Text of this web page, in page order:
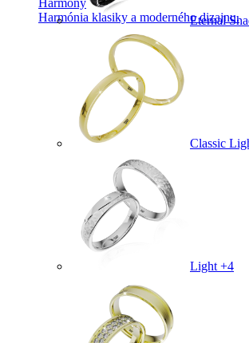
Harmony
Harmónia klasiky a moderného dizajnu.
Eternal
Classic
Light +4